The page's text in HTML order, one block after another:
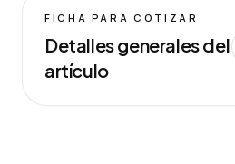
FICHA PARA COTIZAR
Detalles generales del
artículo